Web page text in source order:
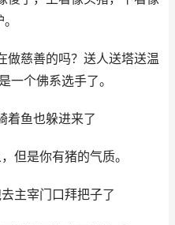
做慈善的吗？送人送塔送温
一个佛系选手了。
着鱼也躲进来了
但是你有猪的气质。
主宰门口拜把子了